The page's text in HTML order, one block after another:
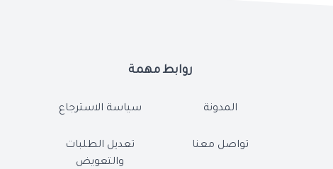
روابط مهمة
المدونة
تواصل معنا
سياسة الاسترجاع
تعديل الطلبات
والتعويض